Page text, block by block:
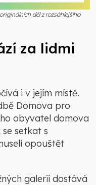
děl z rozsáhlejšího
za lidmi
i v jejím místě.
Domova pro
obyvatel domova
setkat s
opouštět
galerií dostává